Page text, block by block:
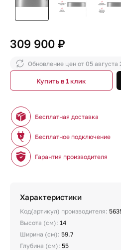
309 900 ₽
Обновление цен от 05 августа
Купить в 1 клик
Бесплатная доставка
Бесплатное подключение
Гарантия производителя
Характеристики
Код(артикул) производителя:
Высота (см): 14
Ширина (см): 59.7
Глубина (см): 55